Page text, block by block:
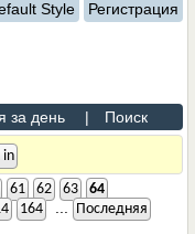
Style Регистрация
за день | Поиск
61 62 63
64
164
Последняя